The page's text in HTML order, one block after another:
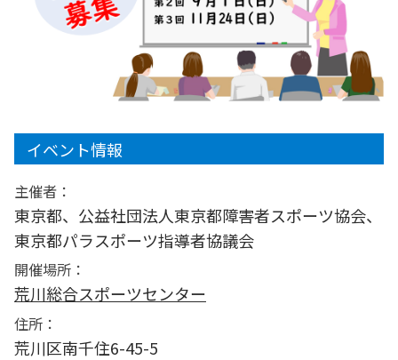
イベント情報
主催者：
東京都、公益社団法人東京都障害者スポーツ協会、
東京都パラスポーツ指導者協議会
開催場所：
荒川総合スポーツセンター
住所：
荒川区南千住6-45-5